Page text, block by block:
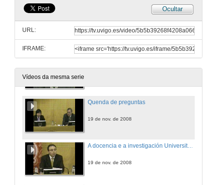
Ocultar
URL:
IFRAME:
Vídeos da mesma serie
18 de nov. de 2008
Acceso as entidades financieiras, bancos e Caixas de aforros
Quenda de preguntas
19 de nov. de 2008
19 de nov. de 2008